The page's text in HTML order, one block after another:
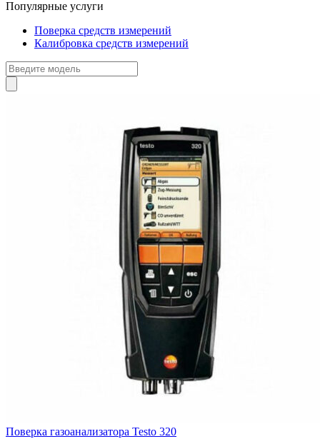
Популярные услуги
Поверка средств измерений
Калибровка средств измерений
Поверка газоанализатора Testo 320